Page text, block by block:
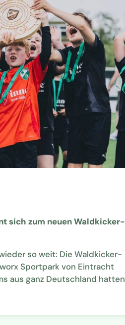
sich zum neuen Waldkicker-
so weit: Die Waldkicker-
Sportpark von Eintracht
aus ganz Deutschland hatten